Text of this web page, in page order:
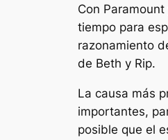
Con
tiempo para
razonamiento
de Beth y Rip.
La causa más
importantes,
posible que el